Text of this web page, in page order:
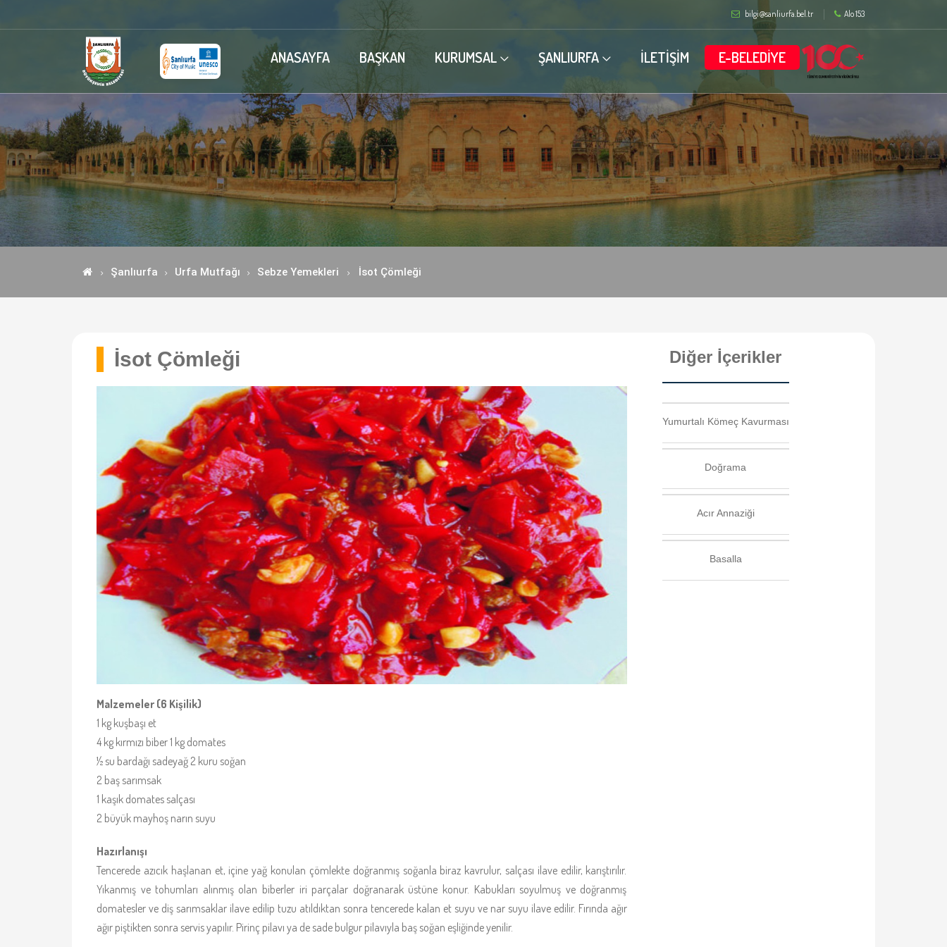
bilgi@sanliurfa.bel.tr Alo 153
ANASAYFA BAŞKAN KURUMSAL ŞANLIURFA İLETİŞİM E-BELEDİYE
Şanlıurfa Urfa Mutfağı Sebze Yemekleri İsot Çömleği
İsot Çömleği
Malzemeler (6 Kişilik)
1 kg kuşbaşı et
4 kg kırmızı biber 1 kg domates
½ su bardağı sadeyağ 2 kuru soğan
2 baş sarımsak
1 kaşık domates salçası
2 büyük mayhoş narın suyu
Hazırlanışı
Tencerede azıcık haşlanan et, içine yağ konulan çömlekte doğranmış soğanla biraz kavrulur, salçası ilave edilir, karıştırılır.
Yıkanmış ve tohumları alınmış olan biberler iri parçalar doğranarak üstüne konur. Kabukları soyulmuş ve doğranmış
domatesler ve diş sarımsaklar ilave edilip tuzu atıldıktan sonra tencerede kalan et suyu ve nar suyu ilave edilir. Fırında ağır
ağır piştikten sonra servis yapılır. Pirinç pilavı ya de sade bulgur pilavıyla baş soğan eşliğinde yenilir.
Diğer İçerikler
Yumurtalı Kömeç Kavurması
Doğrama
Acır Annaziği
Basalla